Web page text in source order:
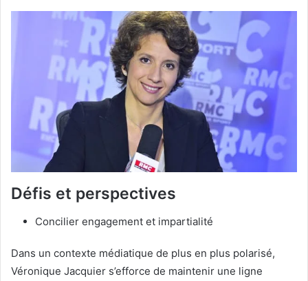
Défis et perspectives
Concilier engagement et impartialité
Dans un contexte médiatique de plus en plus polarisé,
Véronique Jacquier s’efforce de maintenir une ligne